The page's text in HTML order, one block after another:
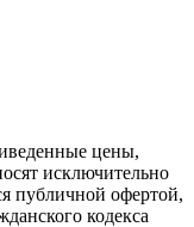
цены,
исключительно
публичной офертой,
кодекса